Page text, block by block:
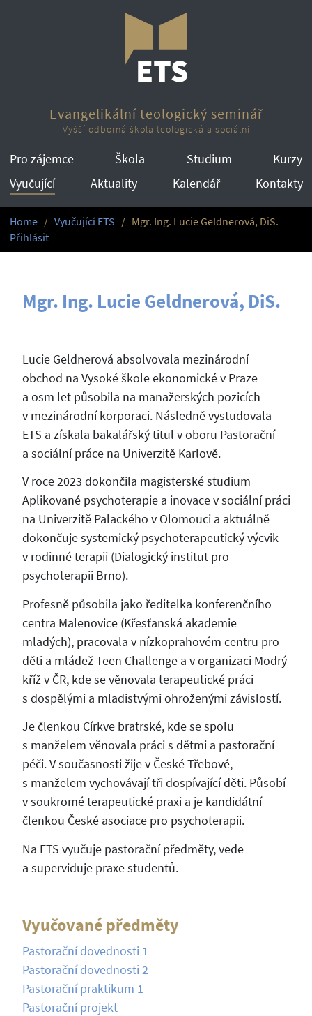
Evangelikální teologický seminář
Vyšší odborná škola teologická a sociální
Pro zájemce Škola Studium
Kurzy
Vyučující
Aktuality Kalendář Kontakty
Home Vyučující ETS
Mgr. Ing. Lucie Geldnerová, DiS.
Přihlásit
Mgr. Ing. Lucie Geldnerová, DiS.
Lucie Geldnerová absolvovala mezinárodní
obchod na Vysoké škole ekonomické v Praze
a osm let působila na manažerských pozicích
v mezinárodní korporaci. Následně vystudovala
ETS a získala bakalářský titul v oboru Pastorační
a sociální práce na Univerzitě Karlově.
V roce 2023 dokončila magisterské studium
Aplikované psychoterapie a inovace v sociální práci
na Univerzitě Palackého v Olomouci a aktuálně
dokončuje systemický psychoterapeutický výcvik
v rodinné terapii (Dialogický institut pro
psychoterapii Brno).
Profesně působila jako ředitelka konferenčního
centra Malenovice (Křesťanská akademie
mladých), pracovala v nízkoprahovém centru pro
děti a mládež Teen Challenge a v organizaci Modrý
kříž v ČR, kde se věnovala terapeutické práci
s dospělými a mladistvými ohroženými závislostí.
Je členkou Církve bratrské, kde se spolu
s manželem věnovala práci s dětmi a pastorační
péči. V současnosti žije v České Třebové,
s manželem vychovávají tři dospívající děti. Působí
v soukromé terapeutické praxi a je kandidátní
členkou České asociace pro psychoterapii.
Na ETS vyučuje pastorační předměty, vede
a superviduje praxe studentů.
Vyučované předměty
Pastorační dovednosti 1
Pastorační dovednosti 2
Pastorační praktikum 1
Pastorační projekt